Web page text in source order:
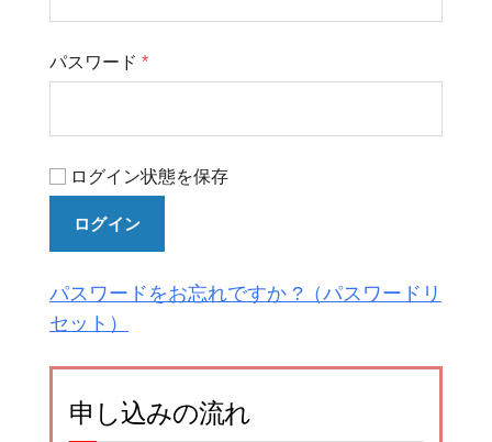
パスワード *
ログイン状態を保存
ログイン
パスワードをお忘れですか ?
申し込みの流れ